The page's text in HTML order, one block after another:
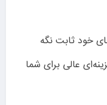
خود ثابت نگه
آنلاین یدک پارت گزینه‌ای عالی برای شما